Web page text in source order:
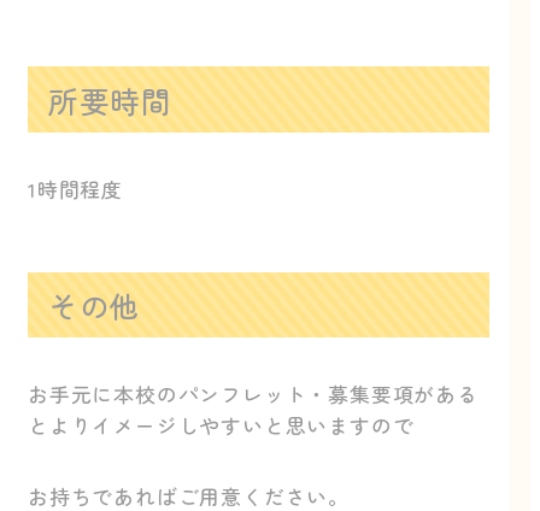
所要時間
1時間程度
その他
お手元に本校のパンフレット・募集要項がある
とよりイメージしやすいと思いますので
お持ちであればご用意ください。